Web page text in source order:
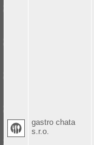
gastro chata
s.r.o.